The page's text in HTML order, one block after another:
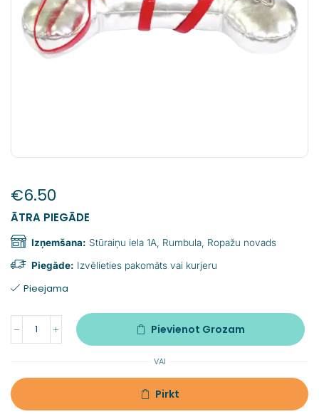
€6.50
ĀTRA PIEGĀDE
Izņemšana: Stūraiņu iela 1A, Rumbula, Ropažu novads
Piegāde: Izvēlieties pakomāts vai kurjeru
Pieejama
Pievienot Grozam
VAI
Pirkt